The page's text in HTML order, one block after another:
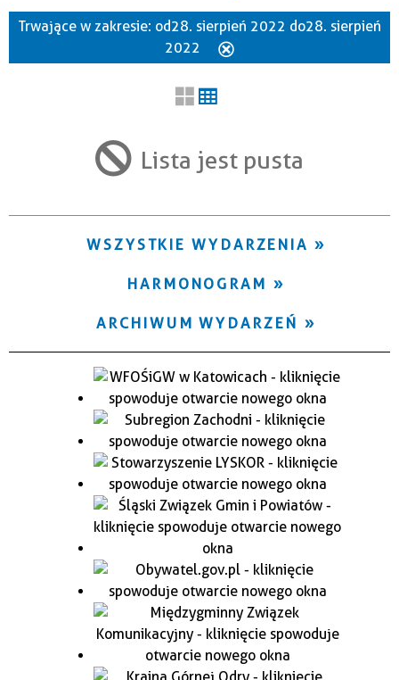
Szukana fraza
Trwające w zakresie
Trwające w zakresie: od 28. sierpień 2022 do 28. sierpień
2022
Lista jest pusta
WSZYSTKIE WYDARZENIA
HARMONOGRAM
ARCHIWUM WYDARZEŃ